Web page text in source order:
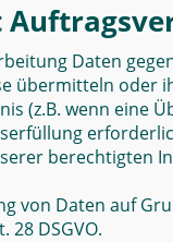
Daten
übermitteln oder
(z.B. wenn eine
berechtigten
von Daten auf
28 DSGVO.